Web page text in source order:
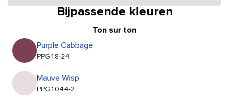
Bijpassende kleuren
Ton sur ton
Purple Cabbage
PPG18-24
Mauve Wisp
PPG1044-2